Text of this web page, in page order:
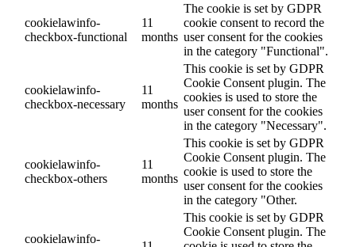
cookielawinfo-
checkbox-functional
11
months
The cookie is set by GDPR
cookie consent to record the
user consent for the cookies
in the category "Functional".
cookielawinfo-
checkbox-necessary
11
months
This cookie is set by GDPR
Cookie Consent plugin. The
cookies is used to store the
user consent for the cookies
in the category "Necessary".
cookielawinfo-
checkbox-others
11
months
This cookie is set by GDPR
Cookie Consent plugin. The
cookie is used to store the
user consent for the cookies
in the category "Other.
cookielawinfo-
This cookie is set by GDPR
Cookie Consent plugin. The